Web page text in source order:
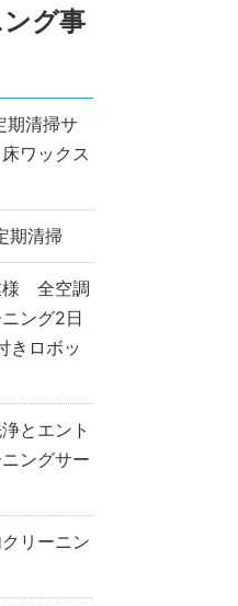
グ事
期清掃サ
ワックス
期清掃
様 全空調
ング2日
きロボッ
とエント
ングサー
リーニン